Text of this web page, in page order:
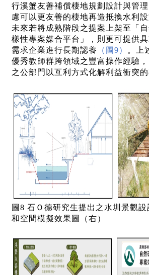
行溪蟹友善補償棲地規劃設計與管
慮可以更友善的棲地再造抵換水利設
未來若將成熟階段之提案上架至「
樣性專案媒合平台」，則更可提供
需求企業進行長期認養
（圖9）
。上
優秀教師群跨領域之豐富操作經驗
之公部門以互利方式化解利益衝突的
圖8 石Ｏ德研究生提出之水圳景觀設
和空間模擬效果圖（右）